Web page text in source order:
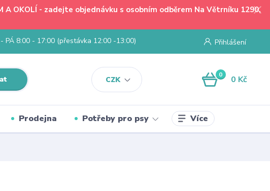
OKOLÍ - zadejte objednávku s osobním odběrem Na Větrníku 1290,
CZK
Přihlášení
PÁ 8:00 - 17:00 (přestávka 12:00 -13:00)
0 0 Kč
Prodejna Potřeby pro psy Více